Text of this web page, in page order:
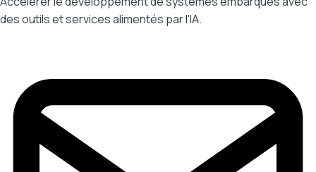
des outils et services alimentés par l'IA.